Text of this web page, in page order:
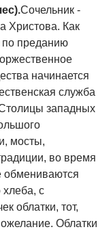
Сочельник -
Христова. Как
по преданию
начинается
служба
Столицы западных
мосты,
во время
обмениваются
хлеба, с
облатки, тот,
Облатки